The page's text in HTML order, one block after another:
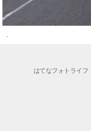
はてなフォトライフ